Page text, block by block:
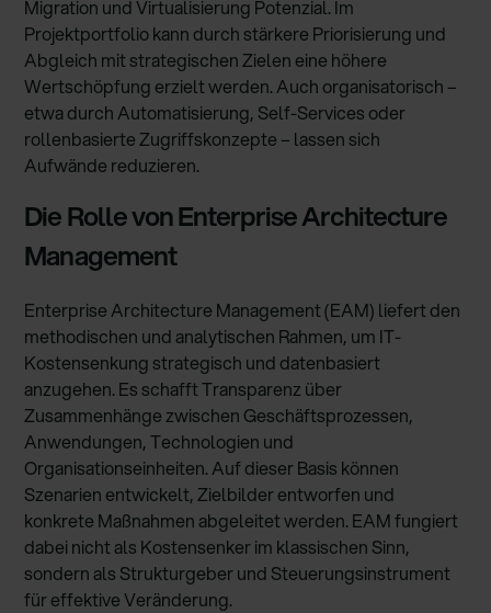
Migration und Virtualisierung Potenzial. Im
Projektportfolio kann durch stärkere Priorisierung und
Abgleich mit strategischen Zielen eine höhere
Wertschöpfung erzielt werden. Auch organisatorisch –
etwa durch Automatisierung, Self-Services oder
rollenbasierte Zugriffskonzepte – lassen sich
Aufwände reduzieren.
Die Rolle von Enterprise Architecture
Management
Enterprise Architecture Management (EAM) liefert den
methodischen und analytischen Rahmen, um IT-
Kostensenkung strategisch und datenbasiert
anzugehen. Es schafft Transparenz über
Zusammenhänge zwischen Geschäftsprozessen,
Anwendungen, Technologien und
Organisationseinheiten. Auf dieser Basis können
Szenarien entwickelt, Zielbilder entworfen und
konkrete Maßnahmen abgeleitet werden. EAM fungiert
dabei nicht als Kostensenker im klassischen Sinn,
sondern als Strukturgeber und Steuerungsinstrument
für effektive Veränderung.